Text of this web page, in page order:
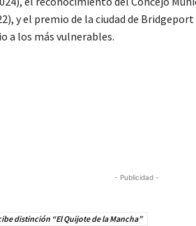
y el premio de la ciudad de
a los más vulnerables.
- Publicidad -
distinción “El Quijote de la Mancha”